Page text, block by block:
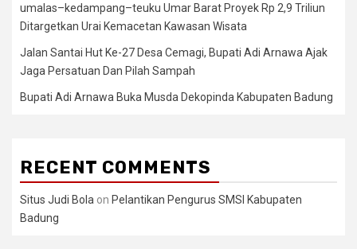
umalas–kedampang–teuku Umar Barat Proyek Rp 2,9 Triliun
Ditargetkan Urai Kemacetan Kawasan Wisata
Jalan Santai Hut Ke-27 Desa Cemagi, Bupati Adi Arnawa Ajak
Jaga Persatuan Dan Pilah Sampah
Bupati Adi Arnawa Buka Musda Dekopinda Kabupaten Badung
RECENT COMMENTS
Situs Judi Bola on Pelantikan Pengurus SMSI Kabupaten
Badung